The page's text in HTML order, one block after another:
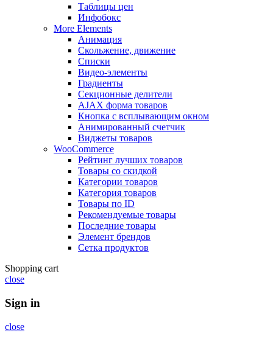
Таблицы цен
Инфобокс
More Elements
Анимация
Скольжение, движение
Списки
Видео-элементы
Градиенты
Секционные делители
AJAX форма товаров
Кнопка с всплывающим окном
Анимированный счетчик
Виджеты товаров
WooCommerce
Рейтинг лучших товаров
Товары со скидкой
Категории товаров
Категория товаров
Товары по ID
Рекомендуемые товары
Последние товары
Элемент брендов
Сетка продуктов
Shopping cart
close
Sign in
close